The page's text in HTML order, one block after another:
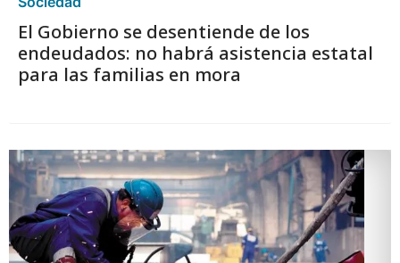
El Gobierno se desentiende de los
endeudados: no habrá asistencia estatal
para las familias en mora